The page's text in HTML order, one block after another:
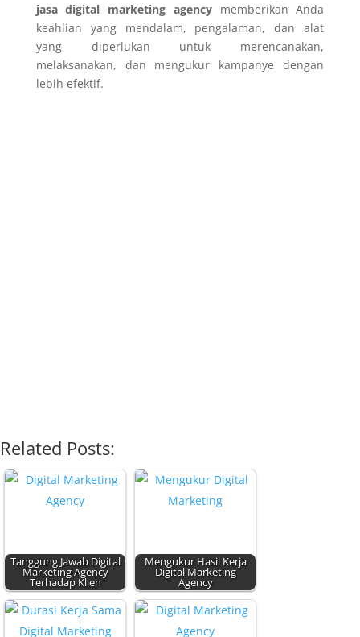
jasa digital marketing agency memberikan Anda
keahlian yang mendalam, pengalaman, dan alat
yang diperlukan untuk merencanakan,
melaksanakan, dan mengukur kampanye dengan
lebih efektif.
Related Posts:
Tanggung Jawab Digital
Marketing Agency
Terhadap Klien
Mengukur Hasil Kerja
Digital Marketing
Agency